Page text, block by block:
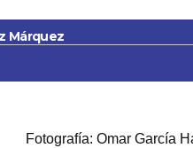
Márquez
Fotografía: Omar García